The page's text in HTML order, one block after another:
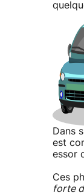
Dans
est
essor
Ces
forte